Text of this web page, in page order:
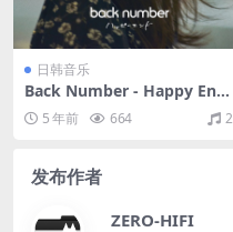
日韩音乐
Back Number - Happy End
(ハッピーエンド)（2016/FLA
C/分轨/195M）
5 年前 664 2
发布作者
ZERO-HIFI